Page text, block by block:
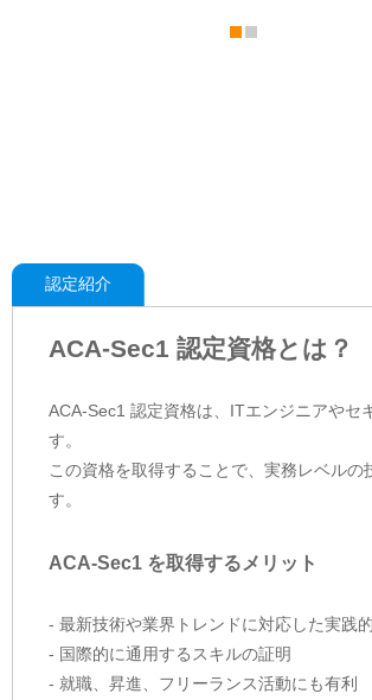
認定紹介
ACA-Sec1 認定資格とは？
ACA-Sec1 認定資格は、ITエンジニアやセ
す。
この資格を取得することで、実務レベル
す。
ACA-Sec1 を取得するメリット
- 最新技術や業界トレンドに対応した実践
- 国際的に通用するスキルの証明
- 就職、昇進、フリーランス活動にも有利